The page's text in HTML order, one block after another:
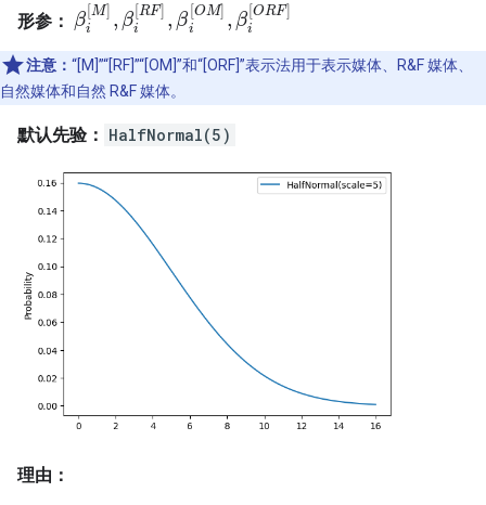
形参： β
[M]
i , β
[RF]
i , β OM]
i , β
[ORF]
i
βi[M] ,βi[RF , β i[OM],βi [ORF]
注意： “[M]”“[RF]”“[OM]”和“[ORF]”表示法用于表示媒体、R&F 媒体、
自然媒体和自然 R&F 媒体。
默认先验： HalfNormal(5)
理由：